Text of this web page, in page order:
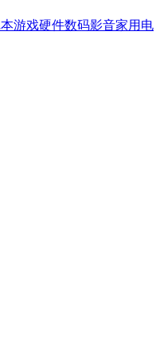
游戏硬件数码影音家用电